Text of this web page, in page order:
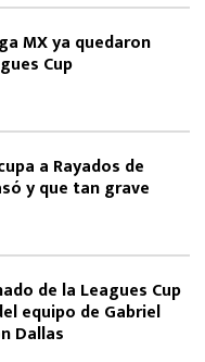
MX ya quedaron
Cup
a Rayados de
y que tan grave
de la Leagues Cup
equipo de Gabriel
Dallas